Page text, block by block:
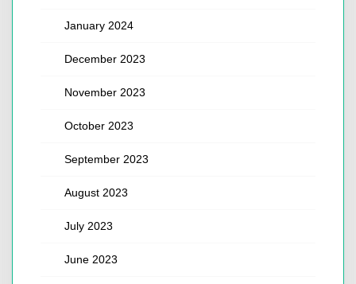
January 2024
December 2023
November 2023
October 2023
September 2023
August 2023
July 2023
June 2023